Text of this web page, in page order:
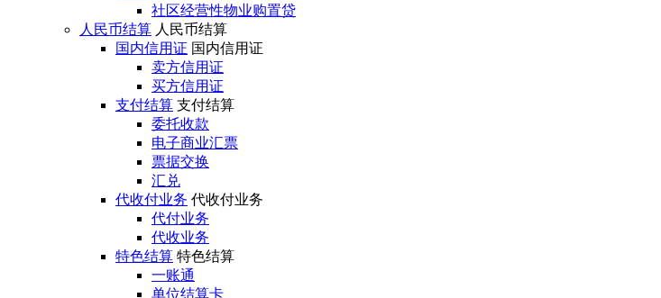
社区经营性物业购置贷
人民币结算 人民币结算
国内信用证 国内信用证
卖方信用证
买方信用证
支付结算 支付结算
委托收款
电子商业汇票
票据交换
汇兑
代收付业务 代收付业务
代付业务
代收业务
特色结算 特色结算
一账通
单位结算卡